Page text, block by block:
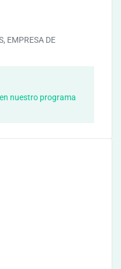
EMPRESA DE
nuestro programa